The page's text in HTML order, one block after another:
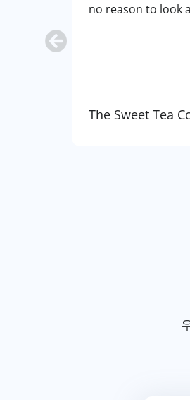
no reason to look
The Sweet Tea